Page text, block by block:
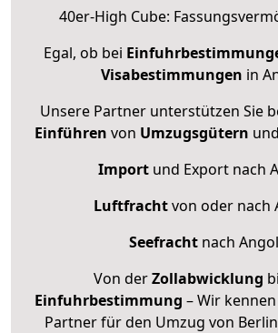
40er-High Cube:
Egal, ob bei
Visabestimmungen in
Unsere Partner unterstützen Sie
Einführen von Umzugsgütern und
Importund Export nach
Luftfrachtvon oder nach
Seefrachtnach Angol
Von derZollabwicklung
Einfuhrbestimmung – Wir
Partner für den Umzug von